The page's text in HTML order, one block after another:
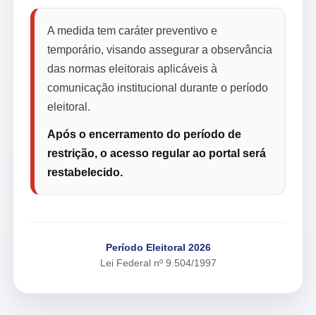
A medida tem caráter preventivo e
temporário, visando assegurar a observância
das normas eleitorais aplicáveis à
comunicação institucional durante o período
eleitoral.
Após o encerramento do período de
restrição, o acesso regular ao portal será
restabelecido.
Período Eleitoral 2026
Lei Federal nº 9.504/1997